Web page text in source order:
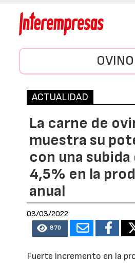
OVINO
ACTUALIDAD
La carne de
muestra su
con una subida
4,5% en la
anual
03/03/2022
870
Fuerte incremento en la